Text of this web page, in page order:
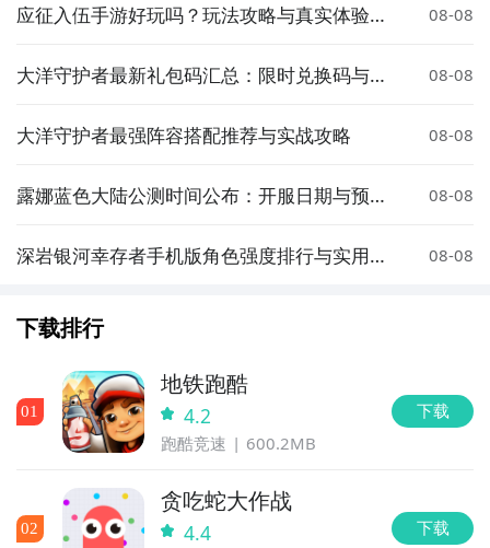
应征入伍手游好玩吗？玩法攻略与真实体验分
08-08
大洋守护者最新礼包码汇总：限时兑换码与使
08-08
大洋守护者最强阵容搭配推荐与实战攻略 08-08
露娜蓝色大陆公测时间公布：开服日期与预约
08-08
深岩银河幸存者手机版角色强度排行与实用推
08-08
下载排行
01
地铁跑酷
4.2
跑酷竞速 600.2MB
下载
02
贪吃蛇大作战
4.4 下载